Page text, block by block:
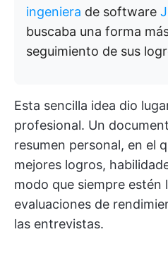
ingeniera de software
buscaba una forma
seguimiento de sus
Esta sencilla idea dio
profesional. Un
resumen personal, en el
mejores logros,
modo que siempre estén
evaluaciones de
las entrevistas.